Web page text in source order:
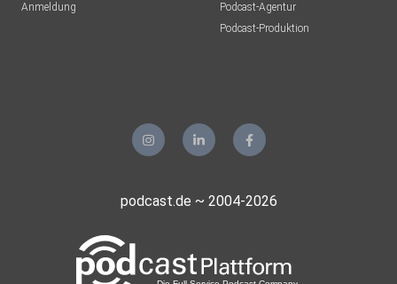
Anmeldung
Podcast-Agentur
Podcast-Produktion
podcast.de ~ 2004-2026